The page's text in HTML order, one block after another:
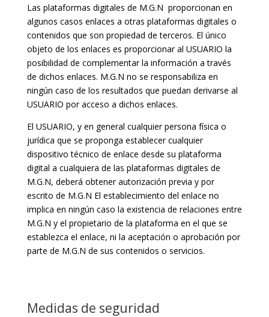
Las plataformas digitales de M.G.N proporcionan en
algunos casos enlaces a otras plataformas digitales o
contenidos que son propiedad de terceros. El único
objeto de los enlaces es proporcionar al USUARIO la
posibilidad de complementar la información a través
de dichos enlaces. M.G.N no se responsabiliza en
ningún caso de los resultados que puedan derivarse al
USUARIO por acceso a dichos enlaces.
El USUARIO, y en general cualquier persona física o
jurídica que se proponga establecer cualquier
dispositivo técnico de enlace desde su plataforma
digital a cualquiera de las plataformas digitales de
M.G.N, deberá obtener autorización previa y por
escrito de M.G.N El establecimiento del enlace no
implica en ningún caso la existencia de relaciones entre
M.G.N y el propietario de la plataforma en el que se
establezca el enlace, ni la aceptación o aprobación por
parte de M.G.N de sus contenidos o servicios.
Medidas de seguridad